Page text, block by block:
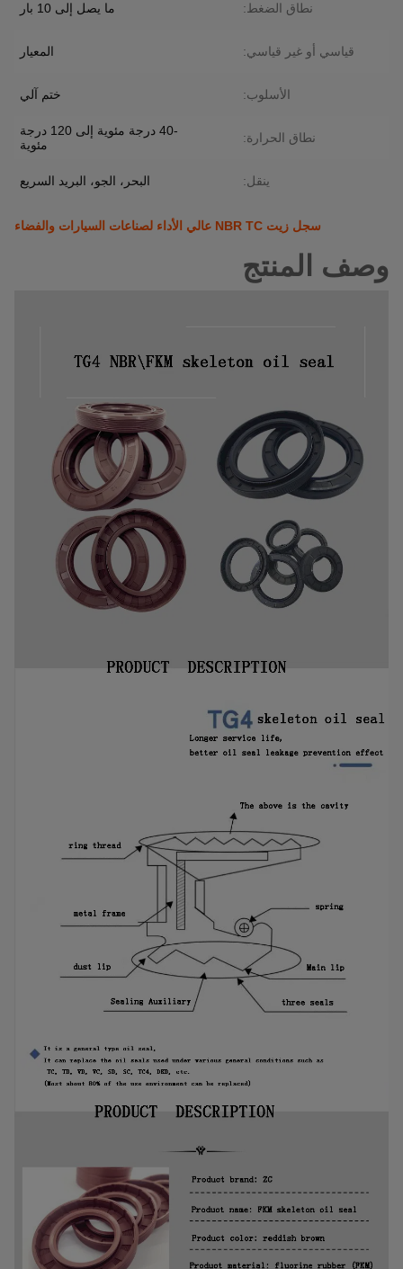
نطاق الضغط: ما يصل إلى 10 بار
قياسي أو غير قياسي: المعيار
الأسلوب: ختم آلي
نطاق الحرارة:
-40 درجة مئوية إلى 120 درجة
مئوية
ينقل: البحر، الجو، البريد السريع
سجل زيت NBR TC عالي الأداء لصناعات السيارات والفضاء
وصف المنتج